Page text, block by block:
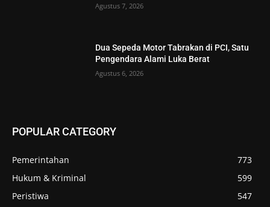
Agustus 7, 2026
Dua Sepeda Motor Tabrakan di PCI, Satu
Pengendara Alami Luka Berat
Agustus 6, 2026
POPULAR CATEGORY
Pemerintahan
773
Hukum & Kriminal
599
Peristiwa
547